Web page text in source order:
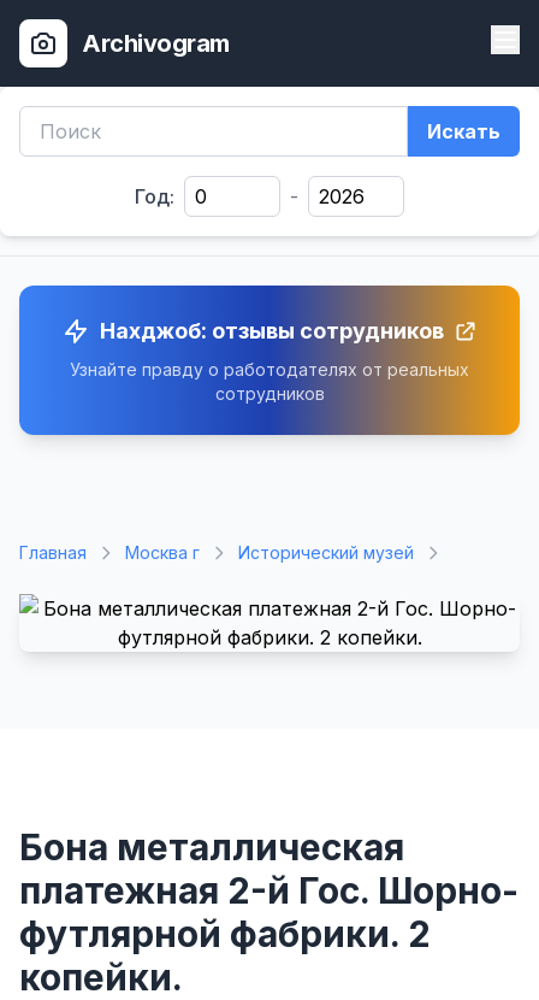
Archivogram
Искать
Год: -
Нахджоб: отзывы сотрудников
Узнайте правду о работодателях от реальных
сотрудников
Главная Москва г Исторический музей
Бона металлическая
платежная 2-й Гос. Шорно-
футлярной фабрики. 2
копейки.